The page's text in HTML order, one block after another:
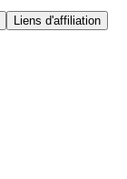
Liens d'affiliation